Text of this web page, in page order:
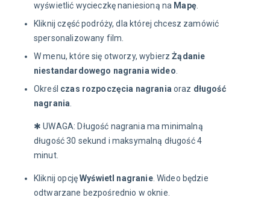
wyświetlić wycieczkę naniesioną na Mapę.
Kliknij część podróży, dla której chcesz zamówić
spersonalizowany film.
W menu, które się otworzy, wybierzŻądanie
niestandardowego nagrania wideo
Określ czas rozpoczęcia nagrania oraz długość
nagrania
✱ UWAGA: Długość nagrania ma minimalną
długość 30 sekund i maksymalną długość 4
minut.
Kliknij opcjęWyświetl nagranie. Wideo będzie
odtwarzane bezpośrednio w oknie.